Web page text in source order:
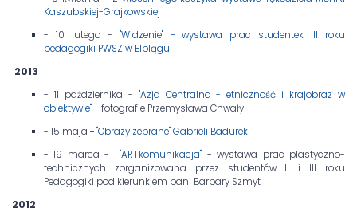
Kaszubskiej-Grajkowskiej
- 10 lutego - "Widzenie" - wystawa prac studentek III roku
pedagogiki PWSZ w Elblągu
2013
- 11 października - "Azja Centralna - etniczność i krajobraz w
obiektywie"- fotografie Przemysława Chwały
- 15 maja -"Obrazy zebrane" Gabrieli Badurek
- 19 marca -"ARTkomunikacja" - wystawa prac plastyczno-
technicznych zorganizowana przez studentów II i III roku
Pedagogiki pod kierunkiem pani Barbary Szmyt
2012